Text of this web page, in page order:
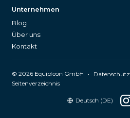
Unternehmen
Blog
Über uns
Kontakt
© 2026 Equipleon GmbH • Datenschutz
Seitenverzeichnis
Deutsch (DE)